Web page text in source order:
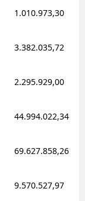
1.010.973,30
3.382.035,72
2.295.929,00
44.994.022,34
69.627.858,26
9.570.527,97